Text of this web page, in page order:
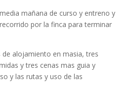
mañana de curso y entreno y
por la finca para terminar
de alojamiento en masia, tres
y tres cenas mas guia y
y las rutas y uso de las